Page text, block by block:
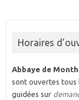
Horaires
Abbaye de
sont ouvertes tous
guidées sur